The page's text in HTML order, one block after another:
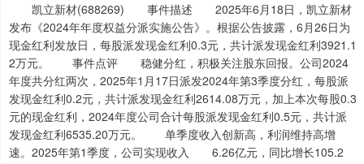
凯立新材(688269) 事件描述 2025年6月18日，凯立新材
发布《2024年年度权益分派实施公告》。根据公告披露，6月26日为
现金红利发放日，每股派发现金红利0.3元，共计派发现金红利3921.1
2万元。 事件点评 稳健分红，积极关注股东回报。公司2024
年度共分红两次，2025年1月17日派发2024年第3季度分红，每股派
发现金红利0.2元，共计派发现金红利2614.08万元，加上本次每股0.3
元的现金红利，2024年度公司合计每股派发现金红利0.5元，共计派
发现金红利6535.20万元。 单季度收入创新高，利润维持高增
速。2025年第1季度，公司实现收入 6.26亿元，同比增长105.2